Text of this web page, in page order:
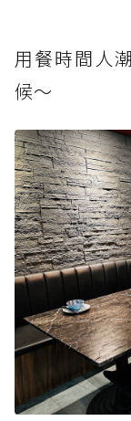
用餐時間人
候～